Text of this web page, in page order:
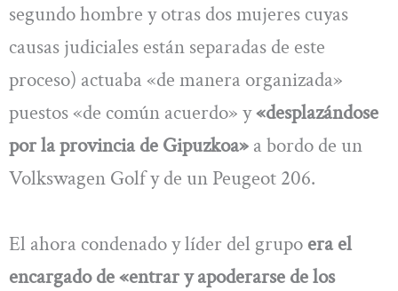
segundo hombre y otras dos mujeres cuyas
causas judiciales están separadas de este
proceso) actuaba «de manera organizada»
puestos «de común acuerdo» y«desplazándose
por la provincia de Gipuzkoa» a bordo de un
Volkswagen Golf y de un Peugeot 206.
El ahora condenado y líder del grupo era el
encargado de «entrar y apoderarse de los